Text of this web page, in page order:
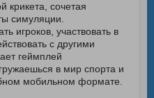
крикета, сочетая
симуляции.
игроков, участвовать в
с другими
геймплей
в мир спорта и
мобильном формате.